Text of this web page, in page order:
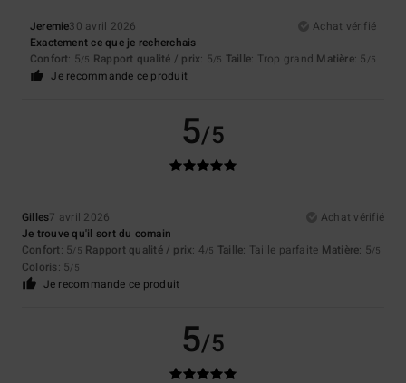
Jeremie30 avril 2026
Achat vérifié
Exactement ce que je recherchais
Confort: 5/5 Rapport qualité / prix: 5/5 Taille: Trop grand Matière: 5 /5
Je recommande ce produit
5/5
Gilles7 avril 2026
Achat vérifié
Je trouve qu'il sort du comain
Confort: 5/5 Rapport qualité / prix: 4/5 Taille: Taille parfaite Matière: 5/5
Coloris: 5/5
Je recommande ce produit
5/5